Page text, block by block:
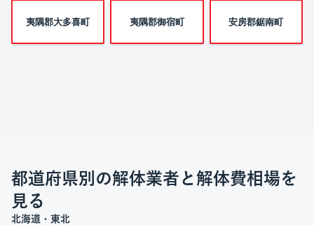
夷隅郡大多喜町 夷隅郡御宿町 安房郡鋸南町
都道府県別の解体業者と解体費相場を
見る
北海道・東北